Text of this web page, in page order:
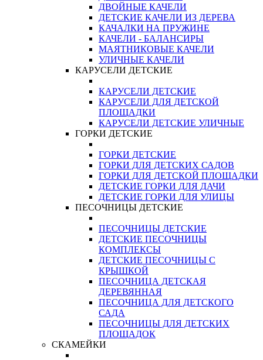
ДВОЙНЫЕ КАЧЕЛИ
ДЕТСКИЕ КАЧЕЛИ ИЗ ДЕРЕВА
КАЧАЛКИ НА ПРУЖИНЕ
КАЧЕЛИ - БАЛАНСИРЫ
МАЯТНИКОВЫЕ КАЧЕЛИ
УЛИЧНЫЕ КАЧЕЛИ
КАРУСЕЛИ ДЕТСКИЕ
КАРУСЕЛИ ДЕТСКИЕ
КАРУСЕЛИ ДЛЯ ДЕТСКОЙ
ПЛОЩАДКИ
КАРУСЕЛИ ДЕТСКИЕ УЛИЧНЫЕ
ГОРКИ ДЕТСКИЕ
ГОРКИ ДЕТСКИЕ
ГОРКИ ДЛЯ ДЕТСКИХ САДОВ
ГОРКИ ДЛЯ ДЕТСКОЙ ПЛОЩАДКИ
ДЕТСКИЕ ГОРКИ ДЛЯ ДАЧИ
ДЕТСКИЕ ГОРКИ ДЛЯ УЛИЦЫ
ПЕСОЧНИЦЫ ДЕТСКИЕ
ПЕСОЧНИЦЫ ДЕТСКИЕ
ДЕТСКИЕ ПЕСОЧНИЦЫ
КОМПЛЕКСЫ
ДЕТСКИЕ ПЕСОЧНИЦЫ С
КРЫШКОЙ
ПЕСОЧНИЦА ДЕТСКАЯ
ДЕРЕВЯННАЯ
ПЕСОЧНИЦА ДЛЯ ДЕТСКОГО
САДА
ПЕСОЧНИЦЫ ДЛЯ ДЕТСКИХ
ПЛОЩАДОК
СКАМЕЙКИ